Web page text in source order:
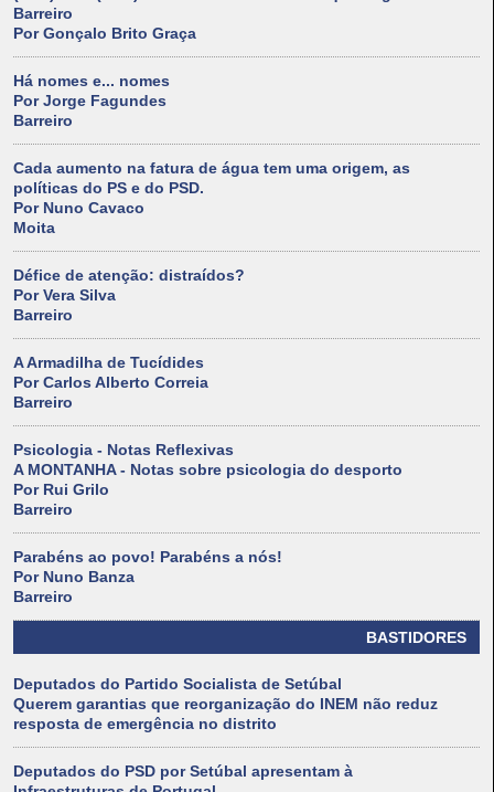
Barreiro
Por Gonçalo Brito Graça
Há nomes e... nomes
Por Jorge Fagundes
Barreiro
Cada aumento na fatura de água tem uma origem, as
políticas do PS e do PSD.
Por Nuno Cavaco
Moita
Défice de atenção: distraídos?
Por Vera Silva
Barreiro
A Armadilha de Tucídides
Por Carlos Alberto Correia
Barreiro
Psicologia - Notas Reflexivas
A MONTANHA - Notas sobre psicologia do desporto
Por Rui Grilo
Barreiro
Parabéns ao povo! Parabéns a nós!
Por Nuno Banza
Barreiro
BASTIDORES
Deputados do Partido Socialista de Setúbal
Querem garantias que reorganização do INEM não reduz
resposta de emergência no distrito
Deputados do PSD por Setúbal apresentam à